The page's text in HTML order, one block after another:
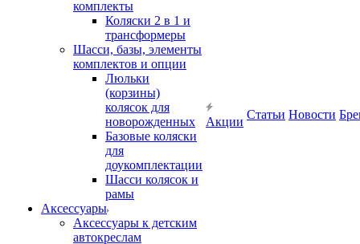
комплекты
Коляски 2 в 1 и
трансформеры
Шасси, базы, элементы
комплектов и опции
Люльки
(корзины)
колясок для
новорожденных
Базовые коляски
для
доукомплектации
Шасси колясок и
рамы
Аксессуары
Аксессуары к детским
автокреслам
Акции
Статьи Новости